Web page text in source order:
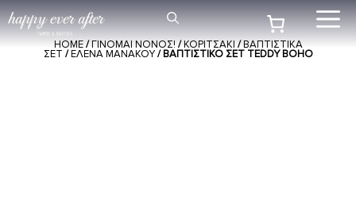
Μετάβαση
σε
περιεχόμενο
HOME/ΓΙΝΟΜΑΙ ΝΟΝΟΣ!/ΚΟΡΙΤΣΑΚΙ/ΒΑΠΤΙΣΤΙΚΑ
ΣΕΤ /ΕΛΕΝΑ ΜΑΝΑΚΟΥ/ ΒΑΠΤΙΣΤΙΚΌ ΣΕΤ TEDDY BOHO